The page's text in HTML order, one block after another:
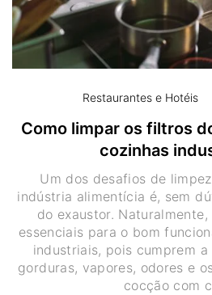
Restaurantes e Hotéis
Como limpar os filtros
cozinhas
Um dos desafios de
indústria alimentícia é, sem
do exaustor.
essenciais para o bom
industriais, pois cumprem
gorduras, vapores, odores e
cocção com